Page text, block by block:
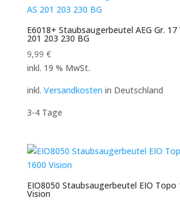
E6018+ Staubsaugerbeutel AEG Gr.
201 203 230 BG
9,99 €
inkl. 19 % MwSt.
inkl. Versandkosten in Deutschland
3-4 Tage
EIO8050 Staubsaugerbeutel EIO Topo
Vision